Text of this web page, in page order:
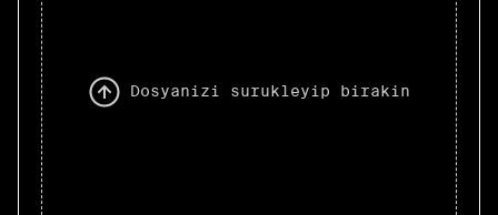
Dosyanızı sürükleyip bırakın